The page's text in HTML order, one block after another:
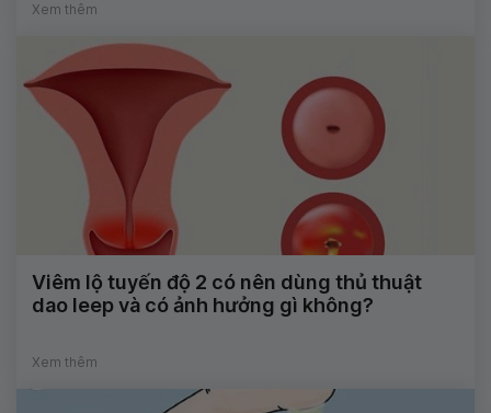
Xem thêm
Viêm lộ tuyến độ 2 có nên dùng thủ thuật
dao leep và có ảnh hưởng gì không?
Xem thêm